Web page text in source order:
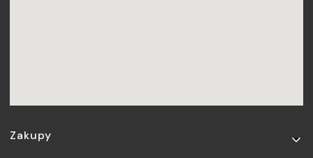
Linki w stopce
Zakupy